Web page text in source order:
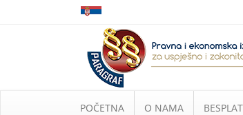
POČETNA O NAMA